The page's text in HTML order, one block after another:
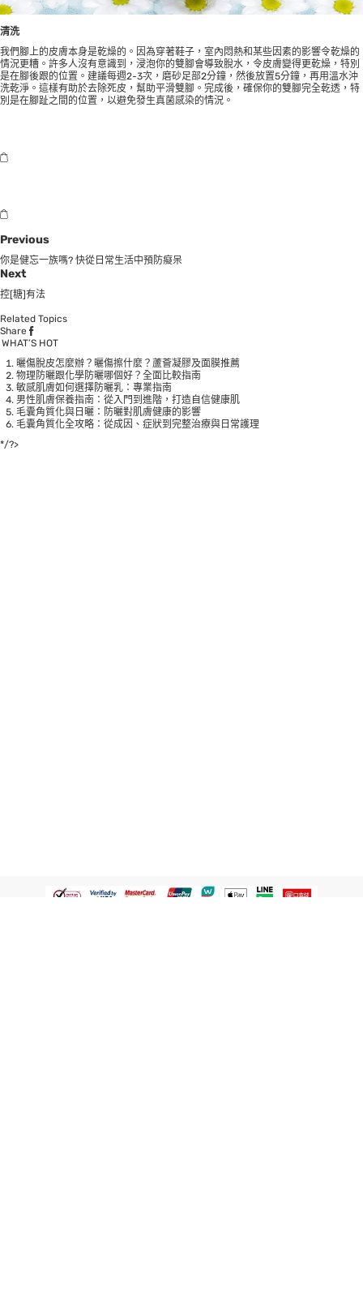
清洗
我們腳上的皮膚本身是乾燥的。因為穿著鞋子，室內悶熱和某些因素的影響令乾燥的
情況更糟。許多人沒有意識到，浸泡你的雙腳會導致脫水，令皮膚變得更乾燥，特別
是在腳後跟的位置。建議每週2-3次，磨砂足部2分鐘，然後放置5分鐘，再用溫水沖
洗乾淨。這樣有助於去除死皮，幫助平滑雙腳。完成後，確保你的雙腳完全乾透，特
別是在腳趾之間的位置，以避免發生真菌感染的情況。
Previous
你是健忘一族嗎? 快從日常生活中預防癡呆
Next
控[糖]有法
Related Topics
Share
WHAT’S HOT
曬傷脫皮怎麼辦？曬傷擦什麼？蘆薈凝膠及面膜推薦
物理防曬跟化學防曬哪個好？全面比較指南
敏感肌膚如何選擇防曬乳：專業指南
男性肌膚保養指南：從入門到進階，打造自信健康肌
毛囊角質化與日曬：防曬對肌膚健康的影響
毛囊角質化全攻略：從成因、症狀到完整治療與日常護理
*/?>